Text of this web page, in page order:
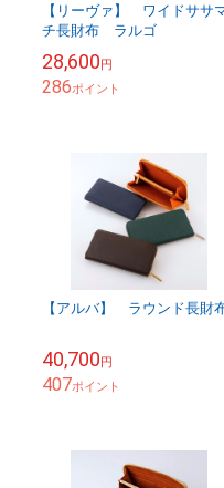
【リーヴァ】 ワイドササ
チ長財布 ラルゴ
28,600円
286ポイント
【アルバ】 ラウンド長財
40,700円
407ポイント